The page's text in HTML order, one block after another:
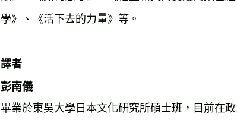
學》、《活下去的力量》等。
譯者
彭南儀
畢業於東吳大學日本文化研究所碩士班，目前在